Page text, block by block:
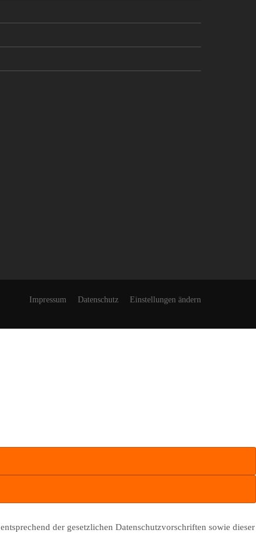
Impressum Datenschutz Einstellungen ändern
der gesetzlichen Datenschutzvorschriften sowie dieser